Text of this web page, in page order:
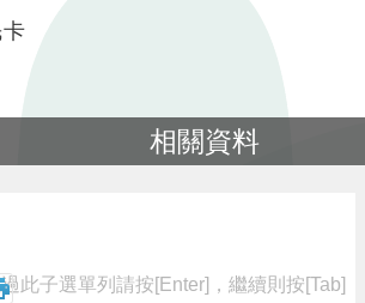
相關資料
此子選單列請按[Enter]，繼續則按[Tab]